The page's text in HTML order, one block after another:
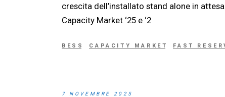
crescita dell’installato stand alone in
Capacity Market ‘25 e ‘2
BESS CAPACITY MARKET FAST
7 NOVEMBRE 2025